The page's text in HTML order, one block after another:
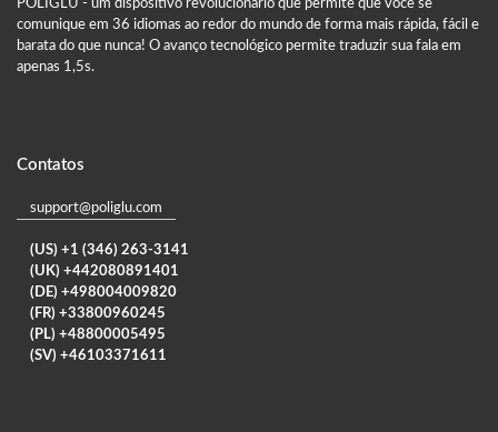
POLIGLU - um dispositivo revolucionário que permite que você se
comunique em 36 idiomas ao redor do mundo de forma mais rápida, fácil e
barata do que nunca! O avanço tecnológico permite traduzir sua fala em
apenas 1,5s.
Contatos
support@poliglu.com
(US) +1 (346) 263-3141
(UK) +442080891401
(DE) +498004009820
(FR) +33800960245
(PL) +48800005495
(SV) +46103371611